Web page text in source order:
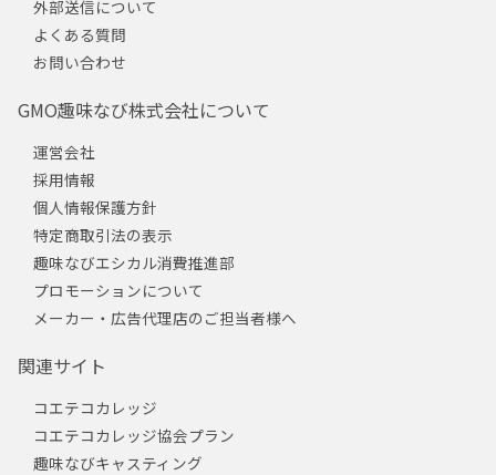
外部送信について
よくある質問
お問い合わせ
GMO趣味なび株式会社について
運営会社
採用情報
個人情報保護方針
特定商取引法の表示
趣味なびエシカル消費推進部
プロモーションについて
メーカー・広告代理店のご担当者様へ
関連サイト
コエテコカレッジ
コエテコカレッジ協会プラン
趣味なびキャスティング